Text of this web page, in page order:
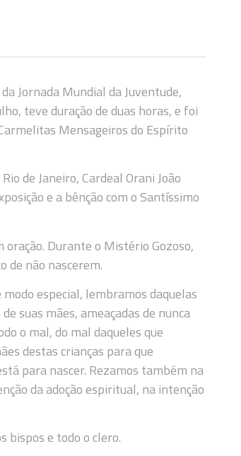
Jornada Mundial da Juventude,
teve duração de duas horas, e foi
Mensageiros do Espírito
de Janeiro, Cardeal Orani João
e a bênção com o Santíssimo
Durante o Mistério Gozoso,
de não nascerem.
especial, lembramos daquelas
suas mães, ameaçadas de nunca
o mal, do mal daqueles que
destas crianças para que
para nascer. Rezamos também na
da adoção espiritual, na intenção
bispos e todo o clero.